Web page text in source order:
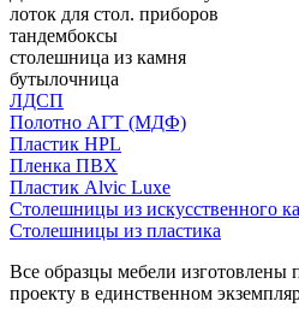
лоток для стол. приборов
тандембоксы
столешница из камня
бутылочница
ЛДСП
Полотно АГТ (МДФ)
Пластик HPL
Пленка ПВХ
Пластик Alvic Luxe
Столешницы из искусственного
Столешницы из пластика
Все образцы мебели изготовлены
проекту в единственном